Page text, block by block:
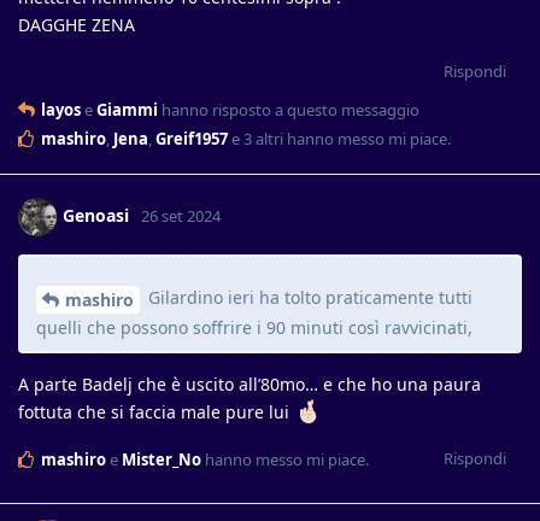
DAGGHE ZENA
Rispondi
layoseGiammi hanno risposto a questo messaggio
mashiro, Jena,Greif1957e3altri hanno messo mi piace.
Genoasi 26 set 2024
mashiro
Gilardino ieri ha tolto praticamente tutti
quelli che possono soffrire i 90 minuti così ravvicinati,
A parte Badelj che è uscito all’80mo… e che ho una paura
fottuta che si faccia male pure lui
Rispondi
mashiroe Mister_No hanno messo mi piace.